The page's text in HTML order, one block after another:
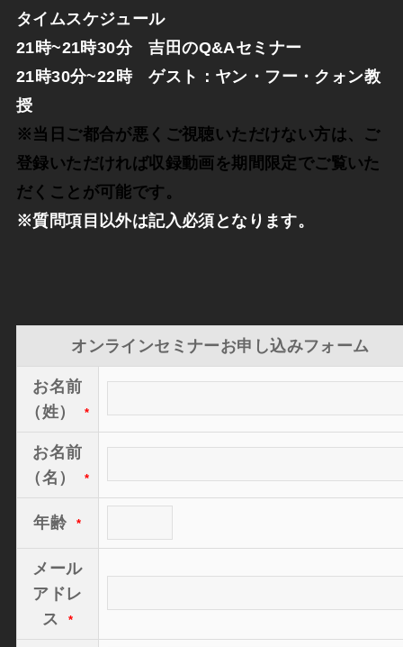
タイムスケジュール
21時~21時30分 吉田のQ&Aセミナー
21時30分~22時 ゲスト：ヤン・フー・クォン教
授
※当日ご都合が悪くご視聴いただけない方は、ご
登録いただければ収録動画を期間限定でご覧いた
だくことが可能です。
※質問項目以外は記入必須となります。
オンラインセミナーお申し込みフォーム
お名前
（姓）
*
お名前
（名）
*
年齢 *
メール
アドレ
ス
*